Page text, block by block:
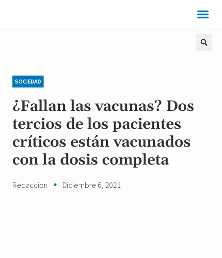
SOCIEDAD
¿Fallan las vacunas? Dos
tercios de los pacientes
críticos están vacunados
con la dosis completa
Redaccion Diciembre 6, 2021